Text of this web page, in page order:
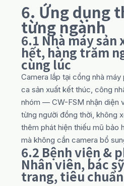
6. Ứng dụng
từng ngành
6.1 Nhà máy sản
hết, hàng trăm
cùng lúc
Camera lắp tại cổng nhà
ca sản xuất kết thúc, công
nhóm — CW-FSM nhận diện
từng người đồng thời, không
thêm phát hiện thiếu mũ bảo
mà không cần camera bổ
6.2 Bệnh viện &
Nhân viên, bác
trang, tiêu